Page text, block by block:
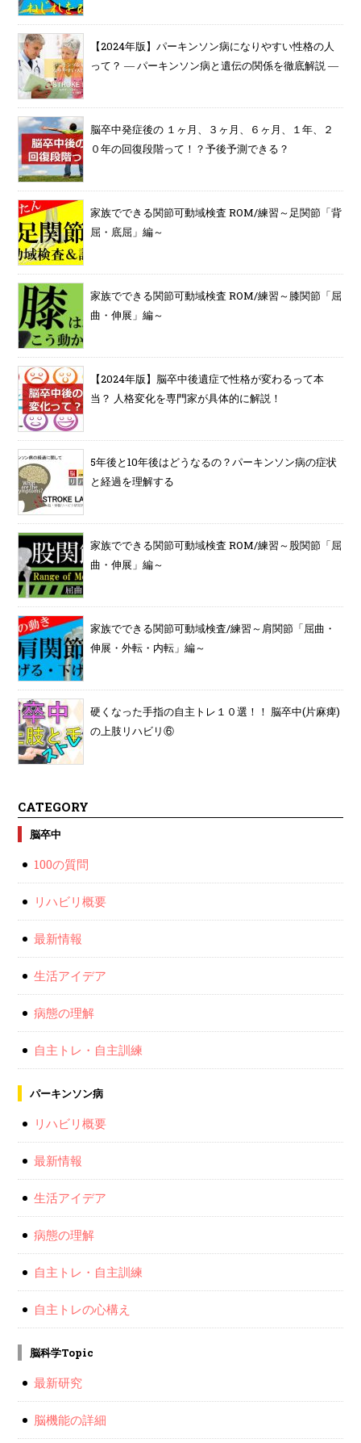
【2024年版】パーキンソン病になりやすい性格の人
って？ ― パーキンソン病と遺伝の関係を徹底解説 ―
脳卒中発症後の １ヶ月、３ヶ月、６ヶ月、１年、２
０年の回復段階って！？予後予測できる？
家族でできる関節可動域検査 ROM/練習～足関節「背
屈・底屈」編～
家族でできる関節可動域検査 ROM/練習～膝関節「屈
曲・伸展」編～
【2024年版】脳卒中後遺症で性格が変わるって本
当？ 人格変化を専門家が具体的に解説！
5年後と10年後はどうなるの？パーキンソン病の症状
と経過を理解する
家族でできる関節可動域検査 ROM/練習～股関節「屈
曲・伸展」編～
家族でできる関節可動域検査/練習～肩関節「屈曲・
伸展・外転・内転」編～
硬くなった手指の自主トレ１０選！！ 脳卒中(片麻痺)
の上肢リハビリ⑥
CATEGORY
脳卒中
100の質問
リハビリ概要
最新情報
生活アイデア
病態の理解
自主トレ・自主訓練
パーキンソン病
リハビリ概要
最新情報
生活アイデア
病態の理解
自主トレ・自主訓練
自主トレの心構え
脳科学Topic
最新研究
脳機能の詳細